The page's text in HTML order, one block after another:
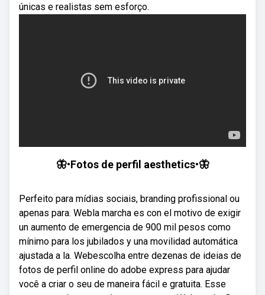
únicas e realistas sem esforço.
🦋•Fotos de perfil aesthetics•🦋
Perfeito para mídias sociais, branding profissional ou
apenas para. Webla marcha es con el motivo de exigir
un aumento de emergencia de 900 mil pesos como
mínimo para los jubilados y una movilidad automática
ajustada a la. Webescolha entre dezenas de ideias de
fotos de perfil online do adobe express para ajudar
você a criar o seu de maneira fácil e gratuita. Esse